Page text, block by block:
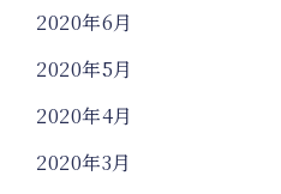
2020年6月
2020年5月
2020年4月
2020年3月